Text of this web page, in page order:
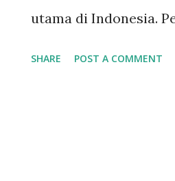
utama di Indonesia.
yang indah, yang
SHARE POST A COMMENT